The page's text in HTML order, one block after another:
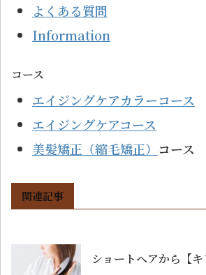
よくある質問
Information
コース
エイジングケアカラーコース
エイジングケアコース
美髪矯正（縮毛矯正） コース
関連記事
ショートヘアから【